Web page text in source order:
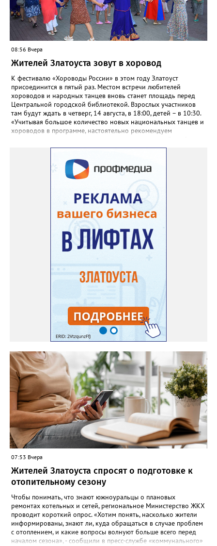
08:56 Вчера
Жителей Златоуста зовут в хоровод
К фестивалю «Хороводы России» в этом году Златоуст
присоединится в пятый раз. Местом встречи любителей
хороводов и народных танцев вновь станет площадь перед
Центральной городской библиотекой. Взрослых участников
там будут ждать в четверг, 14 августа, в 18:00, детей – в 10:30.
«Учитывая большое количество новых национальных танцев и
хороводов в программе, настоятельно рекомендуем
(четверг) и 11 (вторник) августа в 18:00 на той же площади, -
сообщают организаторы. И добавляют: - Репетиции состоятся в
любую погоду! Если не на открытом воздухе, то в большом
зале на 5-ом этаже». Праздники для детей и взрослых в этом
году будут объединены общим названием «Златоустовский
народ, вставай в единый хоровод!».
07:53 Вчера
Жителей Златоуста спросят о подготовке к
отопительному сезону
Чтобы понимать, что знают южноуральцы о плановых
ремонтах котельных и сетей, региональное Министерство ЖКХ
проводит короткий опрос. «Хотим понять, насколько жители
информированы, знают ли, куда обращаться в случае проблем
с отоплением, и какие вопросы волнуют больше всего перед
началом сезона», - сообщили в пресс-службе «коммунального»